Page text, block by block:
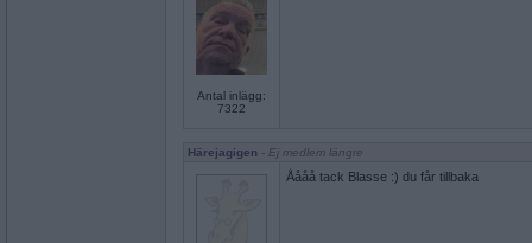
Antal inlägg:
7322
Härejagigen - Ej medlem längre
Åååå tack Blasse :) du får tillbaka